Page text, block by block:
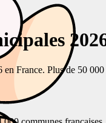
France. Plus de 50